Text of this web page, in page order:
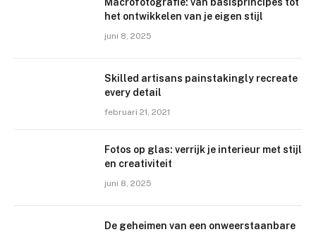
het ontwikkelen van je eigen stijl
juni 8, 2025
Skilled artisans painstakingly recreate
every detail
februari 21, 2021
Fotos op glas: verrijk je interieur met stijl
en creativiteit
juni 8, 2025
De geheimen van een onweerstaanbare